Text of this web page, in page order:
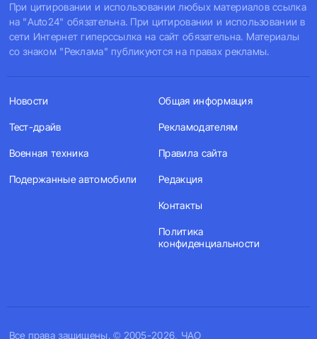
При цитировании и использовании любых материалов ссылка
на "Auto24" обязательна. При цитировании и использовании в
сети Интернет гиперссылка на сайт обязательна. Материалы
со знаком "Реклама" публикуются на правах рекламы.
Все права защищены. © 2005-2026, ЧАО
Новости
Тест-драйв
Военная техника
Подержанные автомобили
Общая информация
Рекламодателям
Правила сайта
Редакция
Контакты
Политика
конфиденциальности